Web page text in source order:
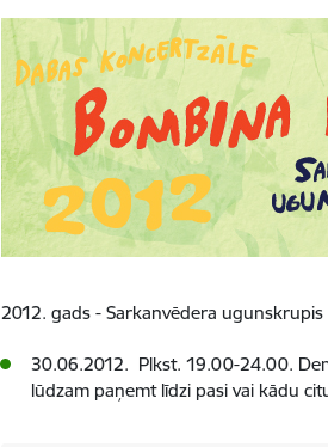
2012. gads - Sarkanvēdera ugunskrupis
30.06.2012. Plkst. 19.00-24.00.
lūdzam paņemt līdzi pasi vai kādu